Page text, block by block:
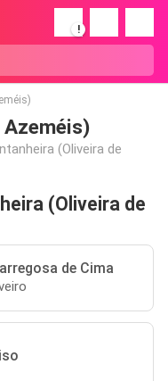
!
Azeméis)
(Oliveira de
(Oliveira de
de Cima